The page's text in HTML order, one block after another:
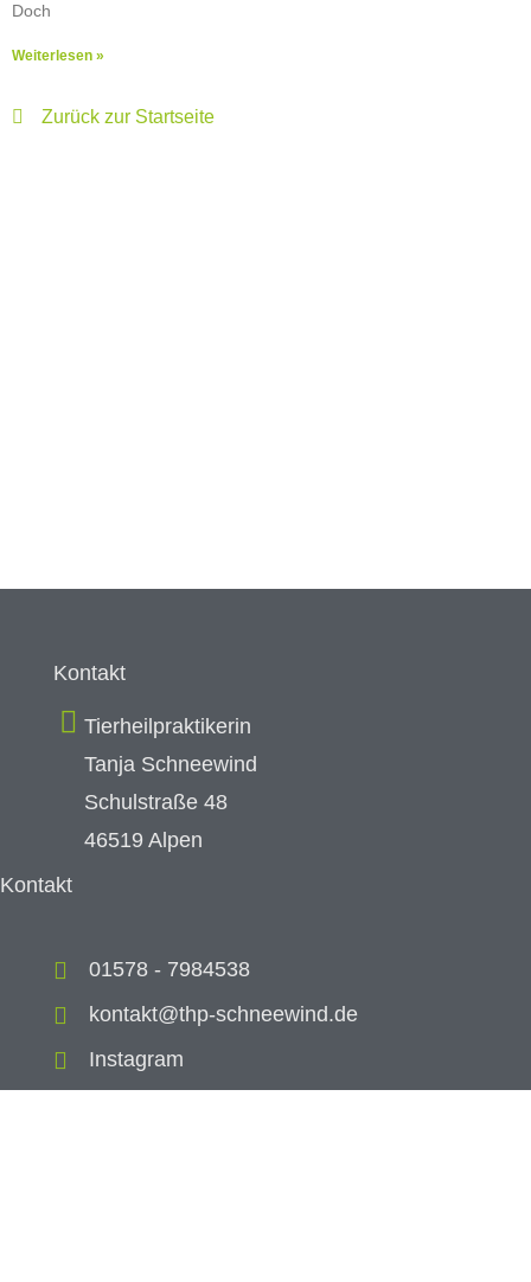
Doch
Weiterlesen »
Zurück zur Startseite
Kontakt
Tierheilpraktikerin
Tanja Schneewind
Schulstraße 48
46519 Alpen
Kontakt
01578 - 7984538
kontakt@thp-schneewind.de
Instagram